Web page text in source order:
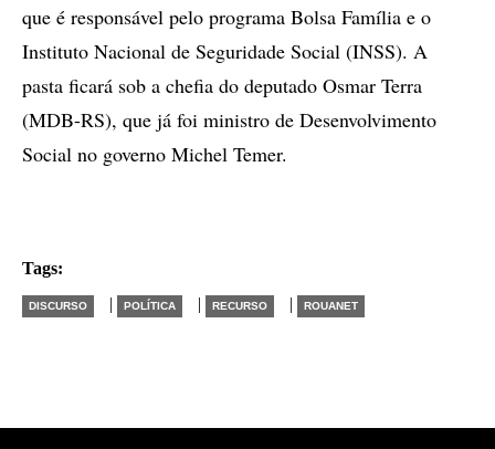
que é responsável pelo programa Bolsa Família e o
Instituto Nacional de Seguridade Social (INSS). A
pasta ficará sob a chefia do deputado Osmar Terra
(MDB-RS), que já foi ministro de Desenvolvimento
Social no governo Michel Temer.
Tags:
DISCURSO | POLÍTICA | RECURSO | ROUANET